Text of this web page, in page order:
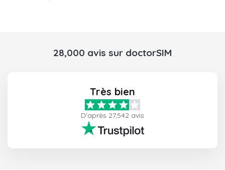
28,000 avis sur doctorSIM
Très bien
D'après 27,542 avis